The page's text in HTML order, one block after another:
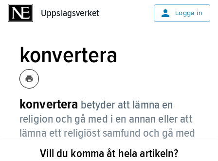
Uppslagsverket Logga in
konvertera
konvertera betyder att lämna en
religion och gå med i en annan eller att
lämna ett religiöst samfund och gå med
i ett annat.
Vill du komma åt hela artikeln?